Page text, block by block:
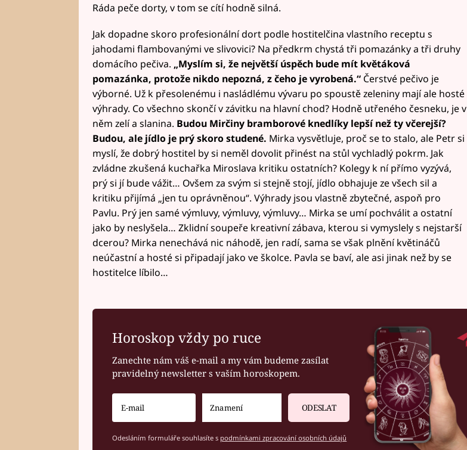
Ráda peče dorty, v tom se cítí hodně silná.
Jak dopadne skoro profesionální dort podle hostitelčina vlastního receptu s
jahodami flambovanými ve slivovici? Na předkrm chystá tři pomazánky a tři druhy
domácího pečiva. „Myslím si, že největší úspěch bude mít květáková
pomazánka, protože nikdo nepozná, z čeho je vyrobená.“ Čerstvé pečivo je
výborné. Už k přesolenému i nasládlému vývaru po spoustě zeleniny mají ale hosté
výhrady. Co všechno skončí v závitku na hlavní chod? Hodně utřeného česneku, je v
něm zelí a slanina. Budou Mirčiny bramborové knedlíky lepší než ty včerejší?
Budou, ale jídlo je prý skoro studené. Mirka vysvětluje, proč se to stalo, ale Petr si
myslí, že dobrý hostitel by si neměl dovolit přinést na stůl vychladlý pokrm. Jak
zvládne zkušená kuchařka Miroslava kritiku ostatních? Kolegy k ní přímo vyzývá,
prý si jí bude vážit… Ovšem za svým si stejně stojí, jídlo obhajuje ze všech sil a
kritiku přijímá „jen tu oprávněnou“. Výhrady jsou vlastně zbytečné, aspoň pro
Pavlu. Prý jen samé výmluvy, výmluvy, výmluvy… Mirka se umí pochválit a ostatní
jako by neslyšela… Zklidní soupeře kreativní zábava, kterou si vymyslely s nejstarší
dcerou? Mirka nenechává nic náhodě, jen radí, sama se však plnění květináčů
neúčastní a hosté si připadají jako ve školce. Pavla se baví, ale asi jinak než by se
hostitelce líbilo…
Horoskop vždy po ruce
Zanechte nám váš e-mail a my vám budeme zasílat
pravidelný newsletter s vaším horoskopem.
ODESLAT
Odesláním formuláře souhlasíte s podmínkami zpracování osobních údajů